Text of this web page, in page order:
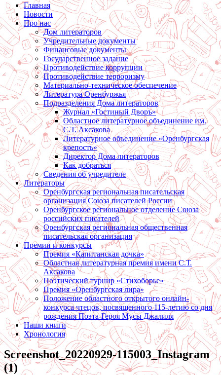
Главная
Новости
Про нас
Дом литераторов
Учредительные документы
Финансовые документы
Государственное задание
Противодействие коррупции
Противодействие терроризму
Материально-техническое обеспечение
Литература Оренбуржья
Подразделения Дома литераторов
Журнал «Гостиный Дворъ»
Областное литературное объединение им.
С.Т. Аксакова
Литературное объединение «Оренбургская
крепость»
Директор Дома литераторов
Как добраться
Сведения об учредителе
Литераторы
Оренбургская региональная писательская
организация Союза писателей России
Оренбургское региональное отделение Союза
российских писателей
Оренбургская региональная общественная
писательская организация
Премии и конкурсы
Премия «Капитанская дочка»
Областная литературная премия имени С.Т.
Аксакова
Поэтический турнир «Стихоборье»
Премия «Оренбургская лира»
Положение областного открытого онлайн-
конкурса чтецов, посвященного 115-летию со дня
рождения Поэта-Героя Мусы Джалиля
Наши книги
Хронология
Screenshot_20220929-115003_Instagram
(1)